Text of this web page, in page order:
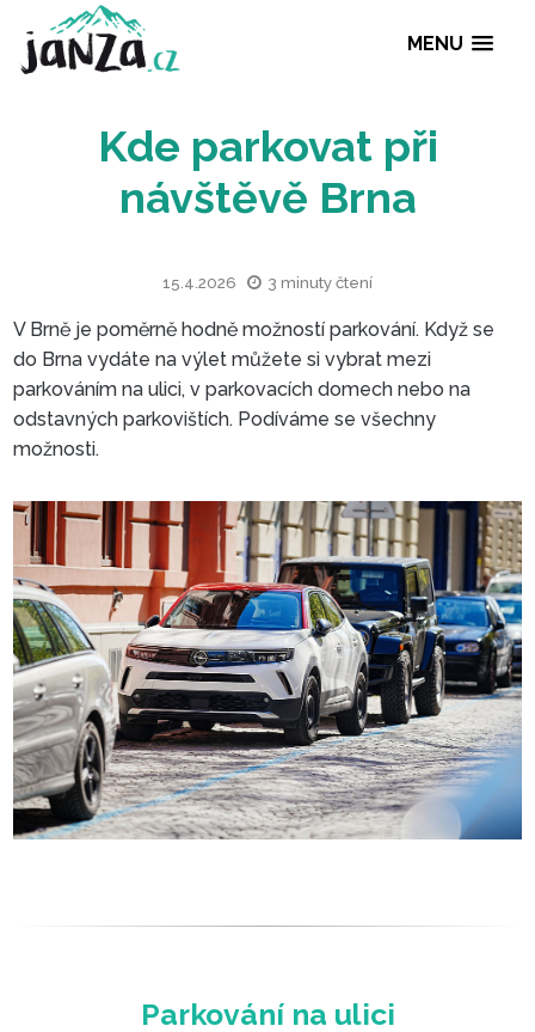
MENU
Kde parkovat při
návštěvě Brna
15.4.2026 3 minuty čtení
V Brně je poměrně hodně možností parkování. Když se
do Brna vydáte na výlet můžete si vybrat mezi
parkováním na ulici, v parkovacích domech nebo na
odstavných parkovištích. Podíváme se všechny
možnosti.